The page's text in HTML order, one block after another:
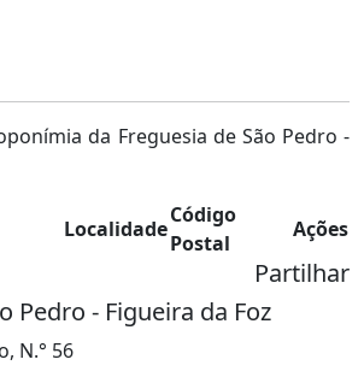
da Freguesia de São Pedro -
Localidade
Código
Postal
Ações
Partilhar
Pedro - Figueira da Foz
N.° 56